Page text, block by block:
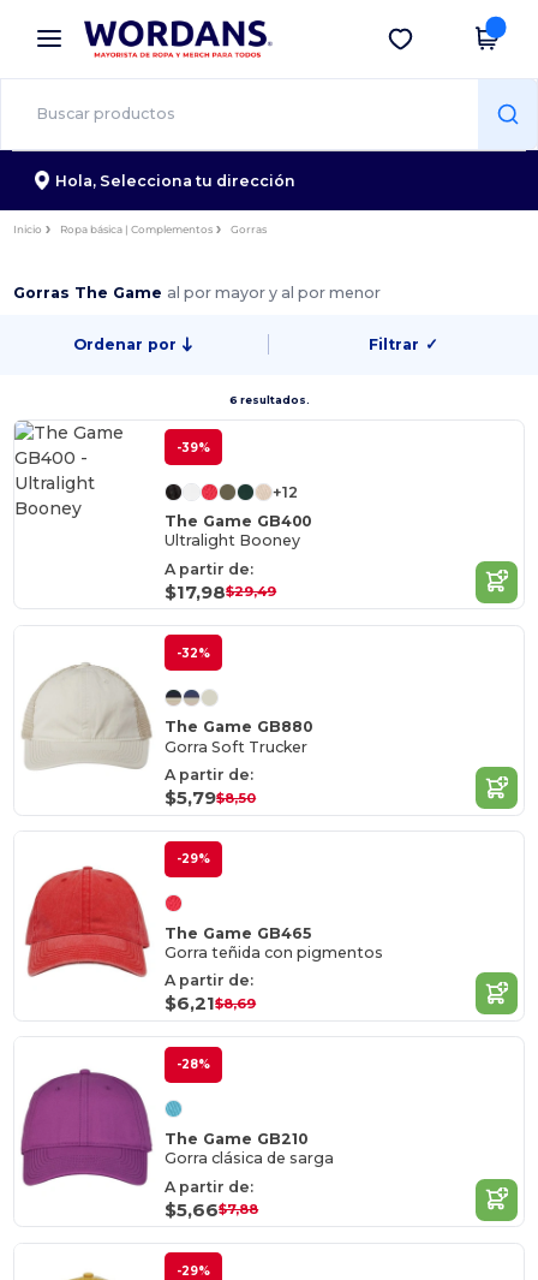
× App de Wordans
¡Mejores precios en app!
Descargar app
Hola, Selecciona tu dirección
Inicio Ropa básica | Complementos Gorras
Gorras The Game al por mayor y al por menor
Ordenar por Filtrar ✓
6 resultados.
-39%
+12
The Game GB400
Ultralight Booney
A partir de:
$17,98$29,49
-32%
The Game GB880
Gorra Soft Trucker
A partir de:
$5,79$8,50
-29%
The Game GB465
Gorra teñida con pigmentos
A partir de:
$6,21$8,69
-28%
The Game GB210
Gorra clásica de sarga
A partir de:
$5,66$7,88
-29%